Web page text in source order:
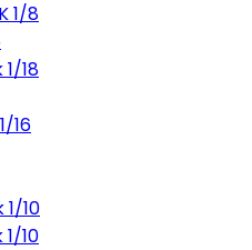
1/8
18
16
10
10